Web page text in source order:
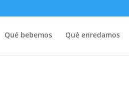
Qué bebemos Qué enredamos